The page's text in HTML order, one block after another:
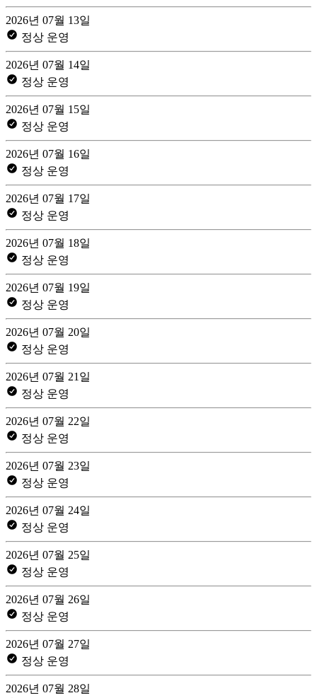
2026년 07월 13일
정상 운영
2026년 07월 14일
정상 운영
2026년 07월 15일
정상 운영
2026년 07월 16일
정상 운영
2026년 07월 17일
정상 운영
2026년 07월 18일
정상 운영
2026년 07월 19일
정상 운영
2026년 07월 20일
정상 운영
2026년 07월 21일
정상 운영
2026년 07월 22일
정상 운영
2026년 07월 23일
정상 운영
2026년 07월 24일
정상 운영
2026년 07월 25일
정상 운영
2026년 07월 26일
정상 운영
2026년 07월 27일
정상 운영
2026년 07월 28일